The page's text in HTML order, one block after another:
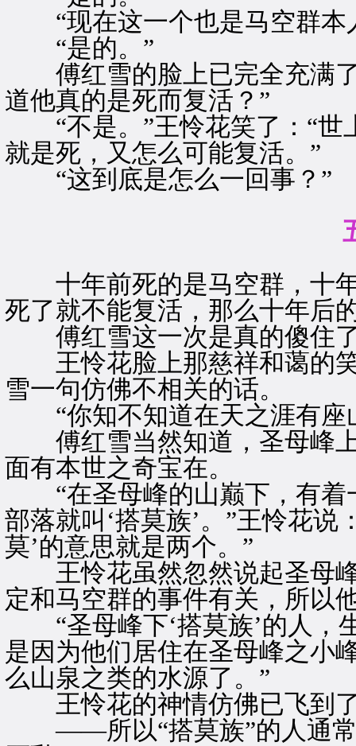
“现在这一个也是马空群本
“是的。”
傅红雪的脸上已完全充满了
道他真的是死而复活？”
“不是。”王怜花笑了：“世
就是死，又怎么可能复活。”
“这到底是怎么一回事？”
十年前死的是马空群，十年
死了就不能复活，那么十年后
傅红雪这一次是真的傻住
王怜花脸上那慈祥和蔼的笑
雪一句仿佛不相关的话。
“你知不知道在天之涯有座
傅红雪当然知道，圣母峰上
面有本世之奇宝在。
“在圣母峰的山巅下，有着
部落就叫‘搭莫族’。”王怜花说
莫’的意思就是两个。”
王怜花虽然忽然说起圣母峰
定和马空群的事件有关，所以
“圣母峰下‘搭莫族’的人，
是因为他们居住在圣母峰之小
么山泉之类的水源了。”
王怜花的神情仿佛已飞到
——所以“搭莫族”的人通常